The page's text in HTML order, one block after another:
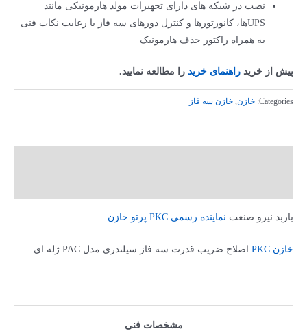
نصب در شبکه های دارای تجهیزات مولد هارمونیکی مانند
UPSها، کانورتورها و کنترل دورهای سه فاز با رعایت نکات فنی
به همراه راکتور حذف هارمونیک
پیش از خرید راهنمای خرید را مطالعه نمایید.
Categories: خازن, خازن سه فاز
باربد نیرو صنعت نماینده رسمی PKC پرتو خازن
خازن PKC اصلاح ضریب قدرت سه فاز سیلندری مدل PAC ژله ای:
مشخصات فنی